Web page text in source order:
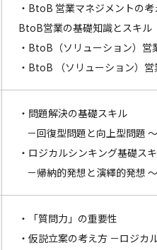
・BtoB 営業マネジメントの考
BtoB営業の基礎知識とスキル
・BtoB（ソリューション）営
・BtoB （ソリューション）
・問題解決の基礎スキル
－回復型問題と向上型問題
・ロジカルシンキング基礎ス
－帰納的発想と演繹的発想
・「質問力」の重要性
・仮説立案の考え方 －ロジカ